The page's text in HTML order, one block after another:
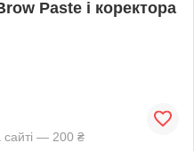
Paste і коректора
сайті — 200 ₴